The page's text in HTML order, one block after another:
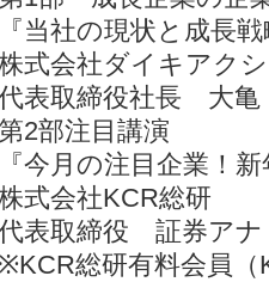
『当社の現状と成長
式会社ダイキアク
表取締役社長 大
2部注目講演
『今月の注目企業！
式会社KCR総研
表取締役 証券ア
※KCR総研有料会員（